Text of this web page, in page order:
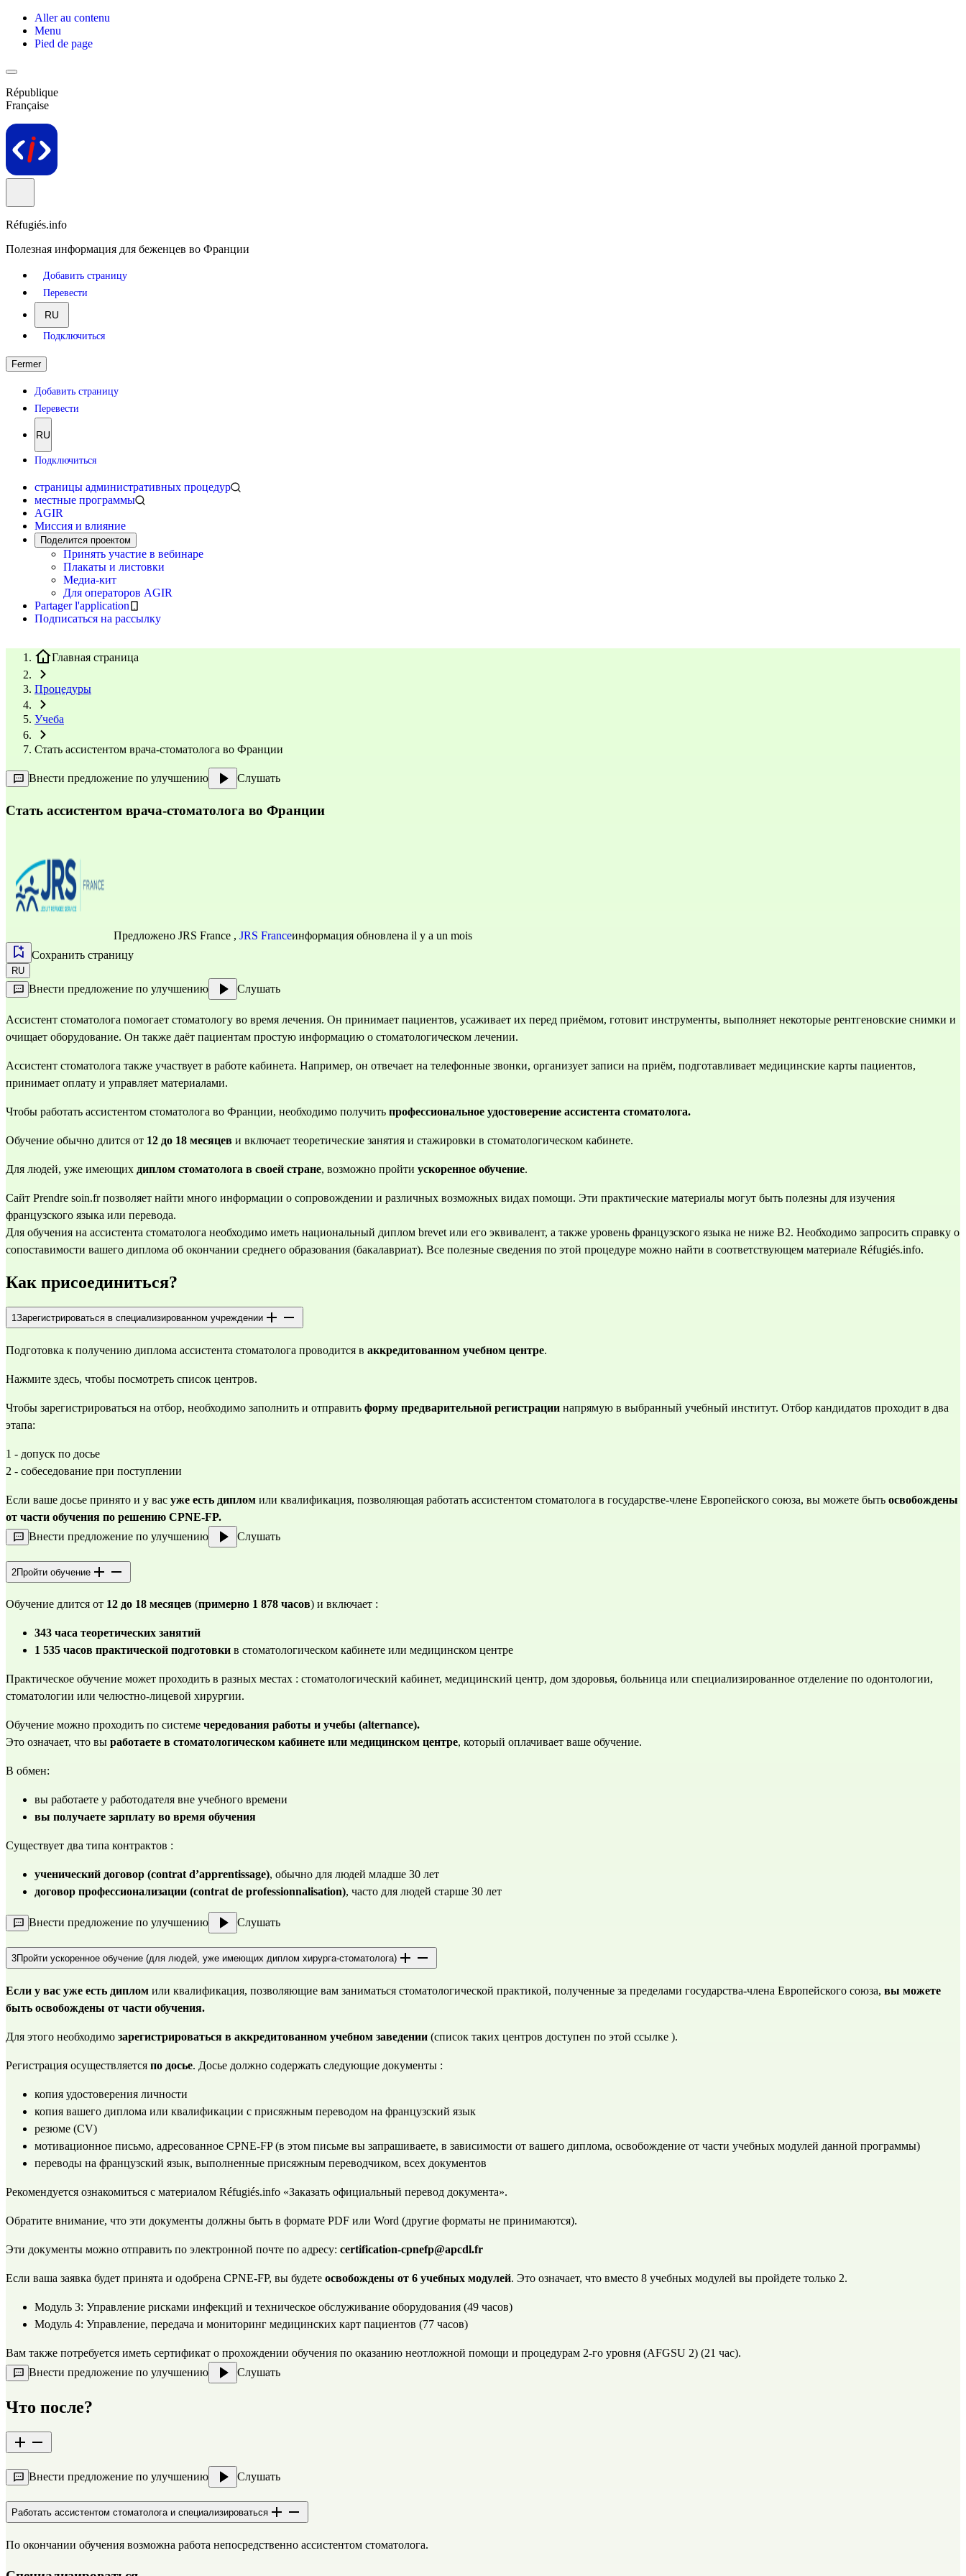
Aller au contenu
Menu
Pied de page
République
Française
Réfugiés.info
Полезная информация для беженцев во Франции
Добавить страницу
Перевести
RU
Подключиться
Fermer
Добавить страницу
Перевести
RU
Подключиться
страницы административных процедур
местные программы
AGIR
Миссия и влияние
Поделится проектом
Принять участие в вебинаре
Плакаты и листовки
Медиа-кит
Для операторов AGIR
Partager l'application
Подписаться на рассылку
Главная страница
Процедуры
Учеба
Стать ассистентом врача-стоматолога во Франции
Внести предложение по улучшению Слушать
Стать ассистентом врача-стоматолога во Франции
Предложено JRS France , JRS Franceинформация обновлена il y a un mois
Сохранить страницу
RU
Внести предложение по улучшению Слушать
Ассистент стоматолога помогает стоматологу во время лечения. Он принимает пациентов, усаживает их перед приёмом, готовит инструменты, выполняет некоторые рентгеновские снимки и
очищает оборудование. Он также даёт пациентам простую информацию о стоматологическом лечении.
Ассистент стоматолога также участвует в работе кабинета. Например, он отвечает на телефонные звонки, организует записи на приём, подготавливает медицинские карты пациентов,
принимает оплату и управляет материалами.
Чтобы работать ассистентом стоматолога во Франции, необходимо получить профессиональное удостоверение ассистента стоматолога.
Обучение обычно длится от 12 до 18 месяцев и включает теоретические занятия и стажировки в стоматологическом кабинете.
Для людей, уже имеющих диплом стоматолога в своей стране, возможно пройти ускоренное обучение.
Сайт Prendre soin.fr позволяет найти много информации о сопровождении и различных возможных видах помощи. Эти практические материалы могут быть полезны для изучения
французского языка или перевода.
Для обучения на ассистента стоматолога необходимо иметь национальный диплом brevet или его эквивалент, а также уровень французского языка не ниже B2. Необходимо запросить справку о
сопоставимости вашего диплома об окончании среднего образования (бакалавриат). Все полезные сведения по этой процедуре можно найти в соответствующем материале Réfugiés.info.
Как присоединиться?
1Зарегистрироваться в специализированном учреждении
Подготовка к получению диплома ассистента стоматолога проводится в аккредитованном учебном центре.
Нажмите здесь, чтобы посмотреть список центров.
Чтобы зарегистрироваться на отбор, необходимо заполнить и отправить форму предварительной регистрации напрямую в выбранный учебный институт. Отбор кандидатов проходит в два
этапа:
1 - допуск по досье
2 - собеседование при поступлении
Если ваше досье принято и у вас уже есть диплом или квалификация, позволяющая работать ассистентом стоматолога в государстве-члене Европейского союза, вы можете быть освобождены
от части обучения по решению CPNE-FP.
Внести предложение по улучшению
Слушать
2Пройти обучение
Обучение длится от 12 до 18 месяцев (примерно 1 878 часов) и включает :
343 часа теоретических занятий
1 535 часов практической подготовки в стоматологическом кабинете или медицинском центре
Практическое обучение может проходить в разных местах : стоматологический кабинет, медицинский центр, дом здоровья, больница или специализированное отделение по одонтологии,
стоматологии или челюстно-лицевой хирургии.
Обучение можно проходить по системе чередования работы и учебы (alternance).
Это означает, что вы работаете в стоматологическом кабинете или медицинском центре, который оплачивает ваше обучение.
В обмен:
вы работаете у работодателя вне учебного времени
вы получаете зарплату во время обучения
Существует два типа контрактов :
ученический договор (contrat d’apprentissage), обычно для людей младше 30 лет
договор профессионализации (contrat de professionnalisation), часто для людей старше 30 лет
Внести предложение по улучшению Слушать
3Пройти ускоренное обучение (для людей, уже имеющих диплом хирурга-стоматолога)
Если у вас уже есть диплом или квалификация, позволяющие вам заниматься стоматологической практикой, полученные за пределами государства-члена Европейского союза, вы можете
быть освобождены от части обучения.
Для этого необходимо зарегистрироваться в аккредитованном учебном заведении (список таких центров доступен по этой ссылке ).
Регистрация осуществляется по досье. Досье должно содержать следующие документы :
копия удостоверения личности
копия вашего диплома или квалификации с присяжным переводом на французский язык
резюме (CV)
мотивационное письмо, адресованное CPNE-FP (в этом письме вы запрашиваете, в зависимости от вашего диплома, освобождение от части учебных модулей данной программы)
переводы на французский язык, выполненные присяжным переводчиком, всех документов
Рекомендуется ознакомиться с материалом Réfugiés.info «Заказать официальный перевод документа».
Обратите внимание, что эти документы должны быть в формате PDF или Word (другие форматы не принимаются).
Эти документы можно отправить по электронной почте по адресу: certification-cpnefp@apcdl.fr
Если ваша заявка будет принята и одобрена CPNE-FP, вы будете освобождены от 6 учебных модулей. Это означает, что вместо 8 учебных модулей вы пройдете только 2.
Модуль 3: Управление рисками инфекций и техническое обслуживание оборудования (49 часов)
Модуль 4: Управление, передача и мониторинг медицинских карт пациентов (77 часов)
Вам также потребуется иметь сертификат о прохождении обучения по оказанию неотложной помощи и процедурам 2-го уровня (AFGSU 2) (21 час).
Внести предложение по улучшению
Слушать
Что после?
Внести предложение по улучшению Слушать
Работать ассистентом стоматолога и специализироваться
По окончании обучения возможна работа непосредственно ассистентом стоматолога.